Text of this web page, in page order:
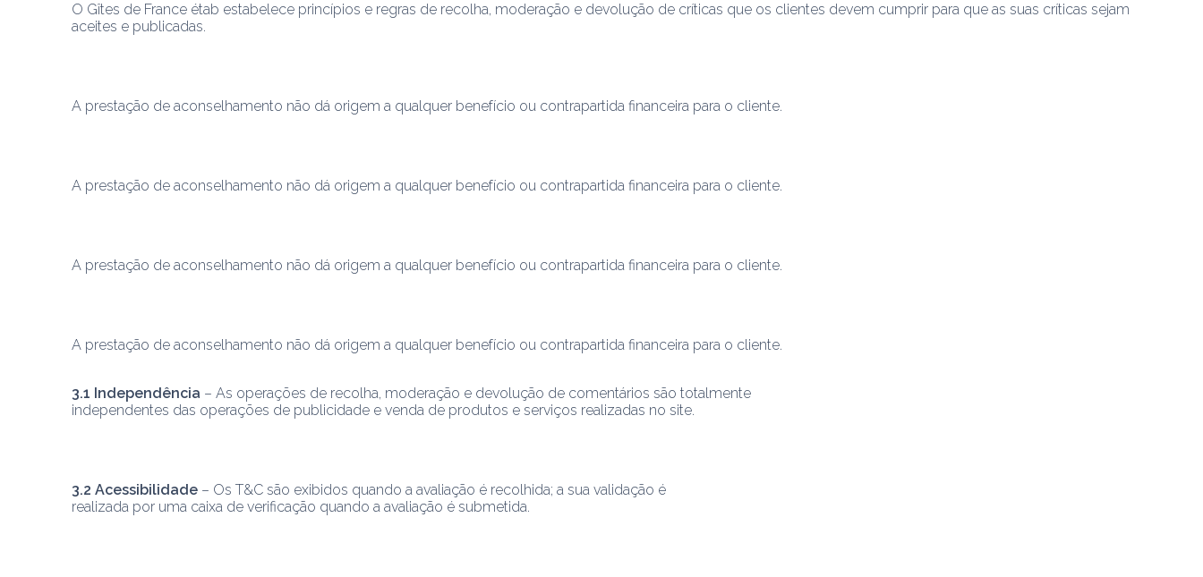
O Gîtes de France étab estabelece princípios e regras de recolha, moderação e devolução de críticas que os clientes devem cumprir para que as suas críticas sejam
aceites e publicadas.
A prestação de aconselhamento não dá origem a qualquer benefício ou contrapartida financeira para o cliente.
A prestação de aconselhamento não dá origem a qualquer benefício ou contrapartida financeira para o cliente.
A prestação de aconselhamento não dá origem a qualquer benefício ou contrapartida financeira para o cliente.
3.1 Independência – As operações de recolha, moderação e devolução de comentários são totalmente
independentes das operações de publicidade e venda de produtos e serviços realizadas no site.
3.2 Acessibilidade – Os T&C são exibidos quando a avaliação é recolhida; a sua validação é
realizada por uma caixa de verificação quando a avaliação é submetida.